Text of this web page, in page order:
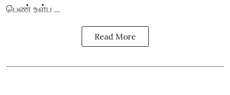
பெண் உள்ப ...
Read More